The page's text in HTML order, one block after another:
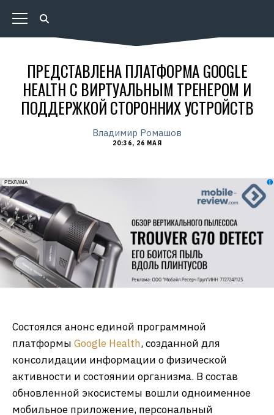
ПРЕДСТАВЛЕНА ПЛАТФОРМА GOOGLE
HEALTH С ВИРТУАЛЬНЫМ ТРЕНЕРОМ И
ПОДДЕРЖКОЙ СТОРОННИХ УСТРОЙСТВ
Владимир Ромашов
20:36, 26 МАЯ
erid: 2VfnxxmNzs5
РЕКЛАМА
Состоялся анонс единой программной
платформы Google Health, созданной для
консолидации информации о физической
активности и состоянии организма. В состав
обновленной экосистемы вошли одноименное
мобильное приложение, персональный